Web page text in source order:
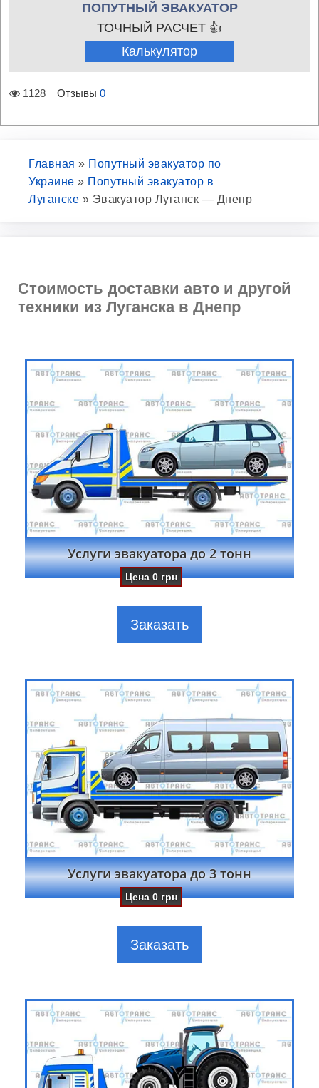
ПОПУТНЫЙ ЭВАКУАТОР
ТОЧНЫЙ РАСЧЕТ 👍
Калькулятор
1128 Отзывы 0
Главная » Попутный эвакуатор по
Украине » Попутный эвакуатор в
Луганске » Эвакуатор Луганск — Днепр
Стоимость доставки авто и другой
техники из Луганска в Днепр
Услуги эвакуатора до 2 тонн
Цена0 грн
Заказать
Услуги эвакуатора до 3 тонн
Цена0 грн
Заказать